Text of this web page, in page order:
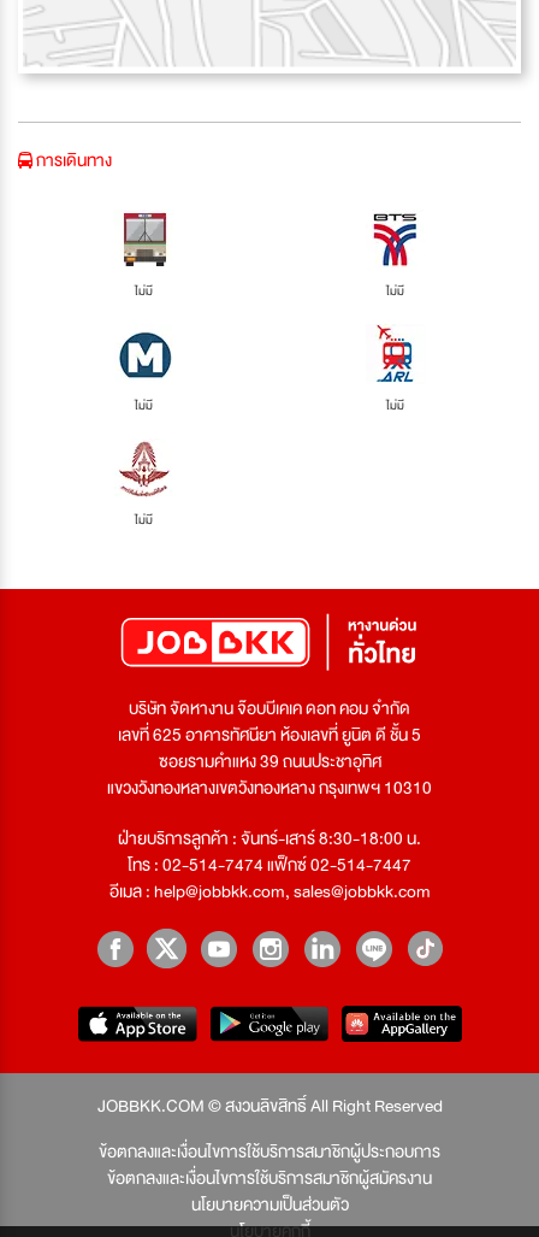
การเดินทาง
ไม่มี ไม่มี
ไม่มี ไม่มี
ไม่มี
บริษัท จัดหางาน จ๊อบบีเคเค ดอท คอม จำกัด
เลขที่ 625 อาคารทัศนียา ห้องเลขที่ ยูนิต ดี ชั้น 5
ซอยรามคำแหง 39 ถนนประชาอุทิศ
แขวงวังทองหลางเขตวังทองหลาง กรุงเทพฯ 10310
ฝ่ายบริการลูกค้า : จันทร์-เสาร์ 8:30-18:00 น.
โทร : 02-514-7474 แฟ็กซ์ 02-514-7447
อีเมล :help@jobbkk.com,sales@jobbkk.com
JOBBKK.COM © สงวนลิขสิทธิ์ All Right Reserved
ข้อตกลงและเงื่อนไขการใช้บริการสมาชิกผู้ประกอบการ
ข้อตกลงและเงื่อนไขการใช้บริการสมาชิกผู้สมัครงาน
นโยบายความเป็นส่วนตัว